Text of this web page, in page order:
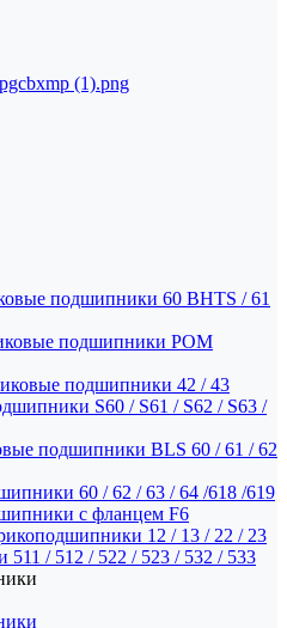
подшипники 60 BHTS / 61
подшипники POM
подшипники 42 / 43
S60 / S61 / S62 / S63 /
подшипники BLS 60 / 61 / 62
60 / 62 / 63 / 64 /618 /619
с фланцем F6
12 / 13 / 22 / 23
/ 512 / 522 / 523 / 532 / 533